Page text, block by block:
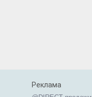
Реклама